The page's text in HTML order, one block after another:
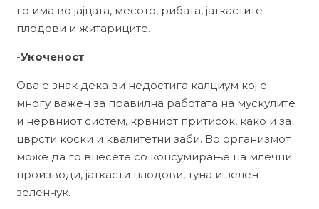
го има во јајцата, месото, рибата, јаткастите
плодови и житариците.
-Укоченост
Ова е знак дека ви недостига калциум кој е
многу важен за правилна работата на мускулите
и нервниот систем, крвниот притисок, како и за
цврсти коски и квалитетни заби. Во организмот
може да го внесете со консумирање на млечни
производи, јаткасти плодови, туна и зелен
зеленчук.